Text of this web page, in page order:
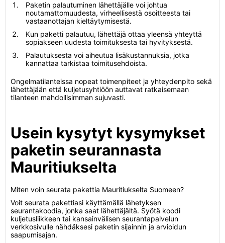
Paketin palautuminen lähettäjälle voi johtua
noutamattomuudesta, virheellisestä osoitteesta tai
vastaanottajan kieltäytymisestä.
Kun paketti palautuu, lähettäjä ottaa yleensä yhteyttä
sopiakseen uudesta toimituksesta tai hyvityksestä.
Palautuksesta voi aiheutua lisäkustannuksia, jotka
kannattaa tarkistaa toimitusehdoista.
Ongelmatilanteissa nopeat toimenpiteet ja yhteydenpito sekä
lähettäjään että kuljetusyhtiöön auttavat ratkaisemaan
tilanteen mahdollisimman sujuvasti.
Usein kysytyt kysymykset
paketin seurannasta
Mauritiukselta
Miten voin seurata pakettia Mauritiukselta Suomeen?
Voit seurata pakettiasi käyttämällä lähetyksen
seurantakoodia, jonka saat lähettäjältä. Syötä koodi
kuljetusliikkeen tai kansainvälisen seurantapalvelun
verkkosivulle nähdäksesi paketin sijainnin ja arvioidun
saapumisajan.